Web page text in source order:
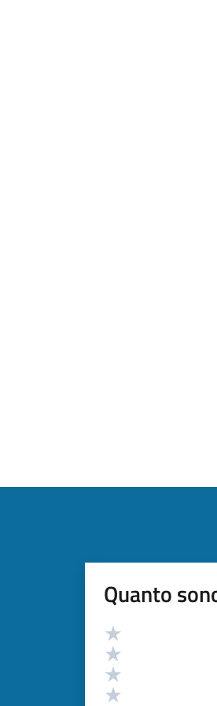
Quanto
Valutazione